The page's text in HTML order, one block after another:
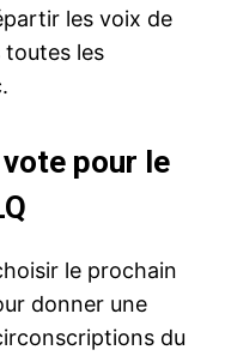
les voix de
toutes les
pour le
le prochain
donner une
du